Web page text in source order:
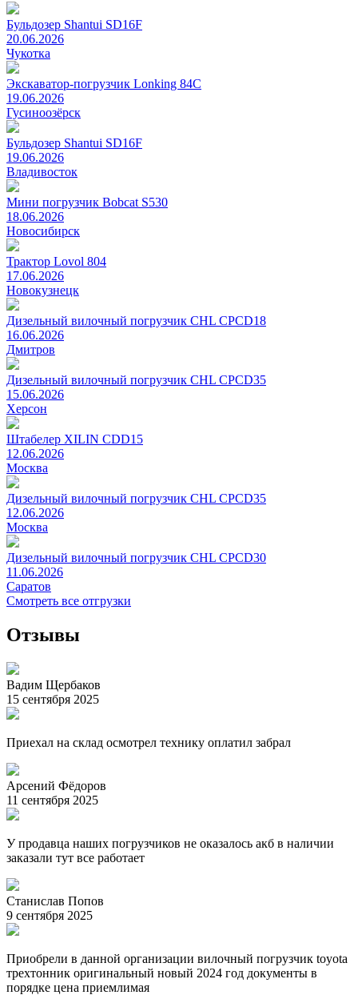
Бульдозер Shantui SD16F
20.06.2026
Чукотка
Экскаватор-погрузчик Lonking 84C
19.06.2026
Гусиноозёрск
Бульдозер Shantui SD16F
19.06.2026
Владивосток
Мини погрузчик Bobcat S530
18.06.2026
Новосибирск
Трактор Lovol 804
17.06.2026
Новокузнецк
Дизельный вилочный погрузчик CHL CPCD18
16.06.2026
Дмитров
Дизельный вилочный погрузчик CHL CPCD35
15.06.2026
Херсон
Штабелер XILIN CDD15
12.06.2026
Москва
Дизельный вилочный погрузчик CHL CPCD35
12.06.2026
Москва
Дизельный вилочный погрузчик CHL CPCD30
11.06.2026
Саратов
Смотреть все отгрузки
Отзывы
Вадим Щербаков
15 сентября 2025
Приехал на склад осмотрел технику оплатил забрал
Арсений Фёдоров
11 сентября 2025
У продавца наших погрузчиков не оказалось акб в наличии
заказали тут все работает
Станислав Попов
9 сентября 2025
Приобрели в данной организации вилочный погрузчик toyota
трехтонник оригинальный новый 2024 год документы в
порядке цена приемлимая